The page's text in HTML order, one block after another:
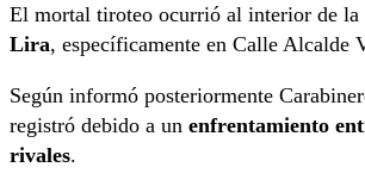
El mortal tiroteo ocurrió al interior de la
Lira, específicamente en Calle Alcalde
Según informó posteriormente
registró debido a un enfrentamiento
rivales.